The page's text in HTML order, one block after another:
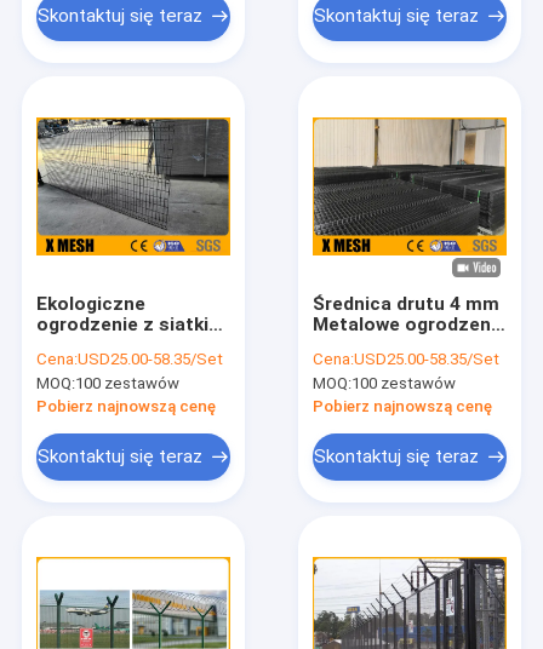
Pokaz VR
Skontaktuj się teraz Skontaktuj się teraz
Ekologiczne
ogrodzenie z siatki
Cena:USD25.00-58.35/Set
MOQ:100 zestawów
Pobierz najnowszą cenę
Skontaktuj się teraz
Średnica drutu 4 mm
Metalowe ogrodzenie
Series V Prasa dla
bezpieczeństwa
Cena:USD25.00-58.35/Set
MOQ:100 zestawów
Pobierz najnowszą cenę
Skontaktuj się teraz